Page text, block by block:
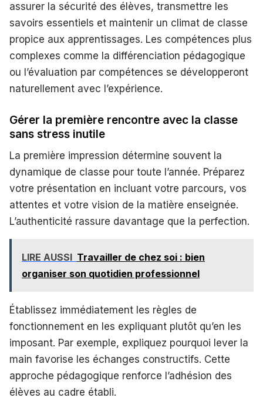
assurer la sécurité des élèves, transmettre les
savoirs essentiels et maintenir un climat de classe
propice aux apprentissages. Les compétences plus
complexes comme la différenciation pédagogique
ou l’évaluation par compétences se développeront
naturellement avec l’expérience.
Gérer la première rencontre avec la classe
sans stress inutile
La première impression détermine souvent la
dynamique de classe pour toute l’année. Préparez
votre présentation en incluant votre parcours, vos
attentes et votre vision de la matière enseignée.
L’authenticité rassure davantage que la perfection.
LIRE AUSSI Travailler de chez soi : bien
organiser son quotidien professionnel
Établissez immédiatement les règles de
fonctionnement en les expliquant plutôt qu’en les
imposant. Par exemple, expliquez pourquoi lever la
main favorise les échanges constructifs. Cette
approche pédagogique renforce l’adhésion des
élèves au cadre établi.